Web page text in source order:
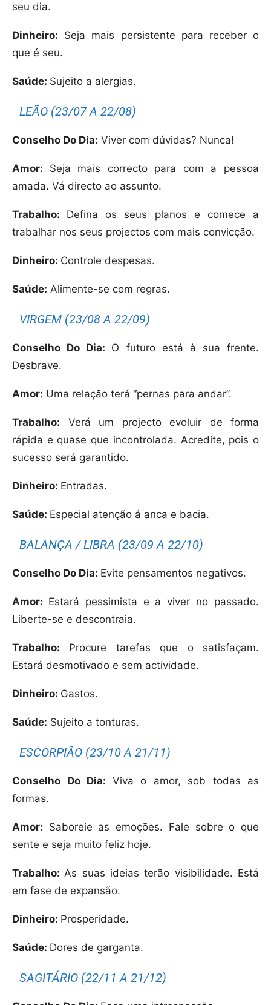
seu dia.
Dinheiro: Seja mais persistente para receber o
que é seu.
Saúde: Sujeito a alergias.
LEÃO (23/07 A 22/08)
Conselho Do Dia: Viver com dúvidas? Nunca!
Amor: Seja mais correcto para com a pessoa
amada. Vá directo ao assunto.
Trabalho: Defina os seus planos e comece a
trabalhar nos seus projectos com mais convicção.
Dinheiro: Controle despesas.
Saúde: Alimente-se com regras.
VIRGEM (23/08 A 22/09)
Conselho Do Dia: O futuro está à sua frente.
Desbrave.
Amor: Uma relação terá “pernas para andar”.
Trabalho: Verá um projecto evoluir de forma
rápida e quase que incontrolada. Acredite, pois o
sucesso será garantido.
Dinheiro: Entradas.
Saúde: Especial atenção á anca e bacia.
BALANÇA / LIBRA (23/09 A 22/10)
Conselho Do Dia: Evite pensamentos negativos.
Amor: Estará pessimista e a viver no passado.
Liberte-se e descontraia.
Trabalho: Procure tarefas que o satisfaçam.
Estará desmotivado e sem actividade.
Dinheiro: Gastos.
Saúde: Sujeito a tonturas.
ESCORPIÃO (23/10 A 21/11)
Conselho Do Dia: Viva o amor, sob todas as
formas.
Amor: Saboreie as emoções. Fale sobre o que
sente e seja muito feliz hoje.
Trabalho:As suas ideias terão visibilidade. Está
em fase de expansão.
Dinheiro: Prosperidade.
Saúde: Dores de garganta.
SAGITÁRIO (22/11 A 21/12)